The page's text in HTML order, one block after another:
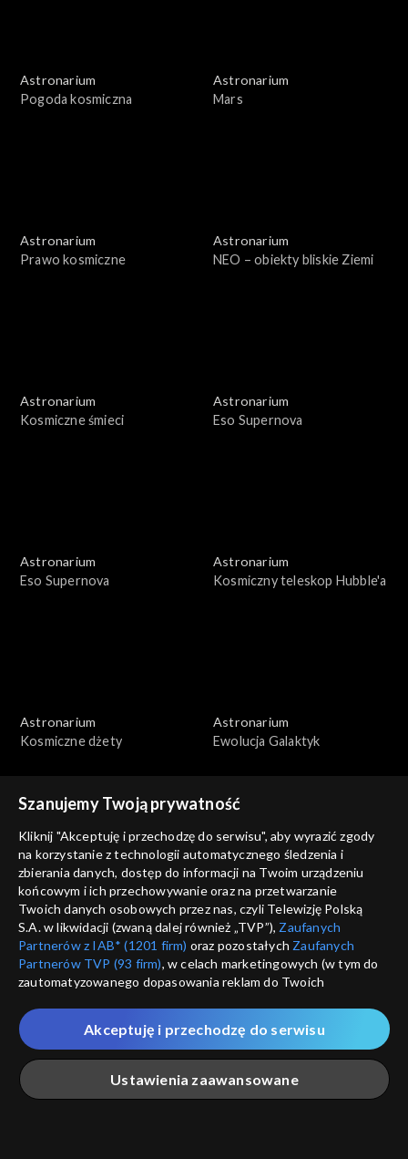
Astronarium
Pogoda kosmiczna
Astronarium
Mars
Astronarium
Prawo kosmiczne
Astronarium
NEO – obiekty bliskie Ziemi
Astronarium
Kosmiczne śmieci
Astronarium
Eso Supernova
Astronarium
Eso Supernova
Astronarium
Kosmiczny teleskop Hubble'a
Astronarium
Kosmiczne dżety
Astronarium
Ewolucja Galaktyk
Astronarium
Kosmiczne masery
Astronarium
Supernowe
Astronarium
Planety karłowate
Astronarium
Planetoidy
Szanujemy Twoją prywatność
Kliknij "Akceptuję i przechodzę do serwisu", aby wyrazić zgody
na korzystanie z technologii automatycznego śledzenia i
zbierania danych, dostęp do informacji na Twoim urządzeniu
końcowym i ich przechowywanie oraz na przetwarzanie
Twoich danych osobowych przez nas, czyli Telewizję Polską
S.A. w likwidacji (zwaną dalej również „TVP”), Zaufanych
Partnerów z IAB* (1201 firm) oraz pozostałych Zaufanych
Partnerów TVP (93 firm), w celach marketingowych (w tym do
zautomatyzowanego dopasowania reklam do Twoich
które wskazujemy poniżej, a także zgody na udostępnianie
przez nas identyfikatora PPID do Google.
Twoje dane osobowe zbierane podczas odwiedzania przez
Ciebie naszych
poszczególnych serwisówzwanych dalej
„Portalem”, w tym informacje zapisywane za pomocą
Ustawienia zaawansowane
Akceptuję i przechodzę do serwisu